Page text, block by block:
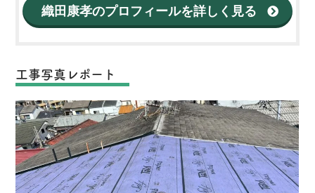
織田康孝のプロフィールを詳しく見る
工事写真レポート